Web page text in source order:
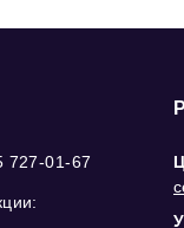
727-01-67